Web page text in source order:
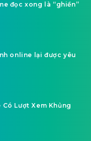
đọc xong là “ghiền”
online lại được yêu
Lượt Xem Khủng